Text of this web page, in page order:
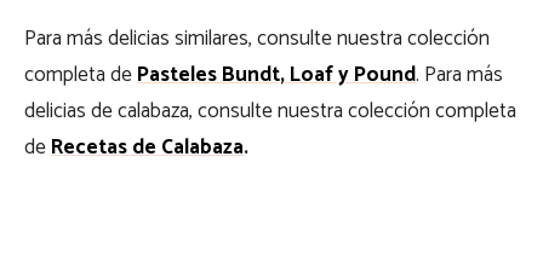
Para más delicias similares, consulte nuestra colección
completa dePasteles Bundt, Loaf y Pound. Para más
delicias de calabaza, consulte nuestra colección completa
deRecetas de Calabaza.